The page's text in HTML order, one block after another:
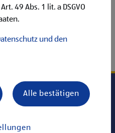
49 Abs. 1 lit. a DSGVO
und den
Alle bestätigen